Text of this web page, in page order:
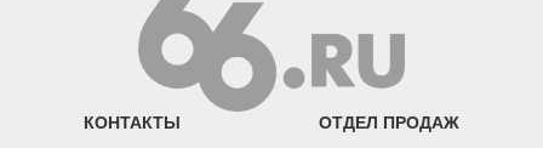
КОНТАКТЫ ОТДЕЛ ПРОДАЖ